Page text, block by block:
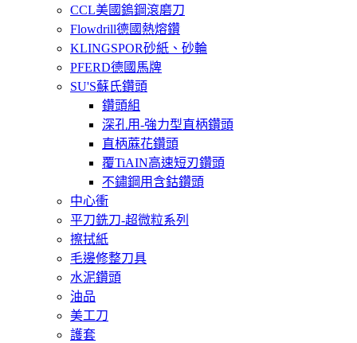
CCL美國鎢鋼滾磨刀
Flowdrill德國熱熔鑽
KLINGSPOR砂紙、砂輪
PFERD德國馬牌
SU'S蘇氏鑽頭
鑽頭組
深孔用-強力型直柄鑽頭
直柄蔴花鑽頭
覆TiAIN高速短刃鑽頭
不鏽鋼用含鈷鑽頭
中心衝
平刀銑刀-超微粒系列
擦拭紙
毛邊修整刀具
水泥鑽頭
油品
美工刀
護套